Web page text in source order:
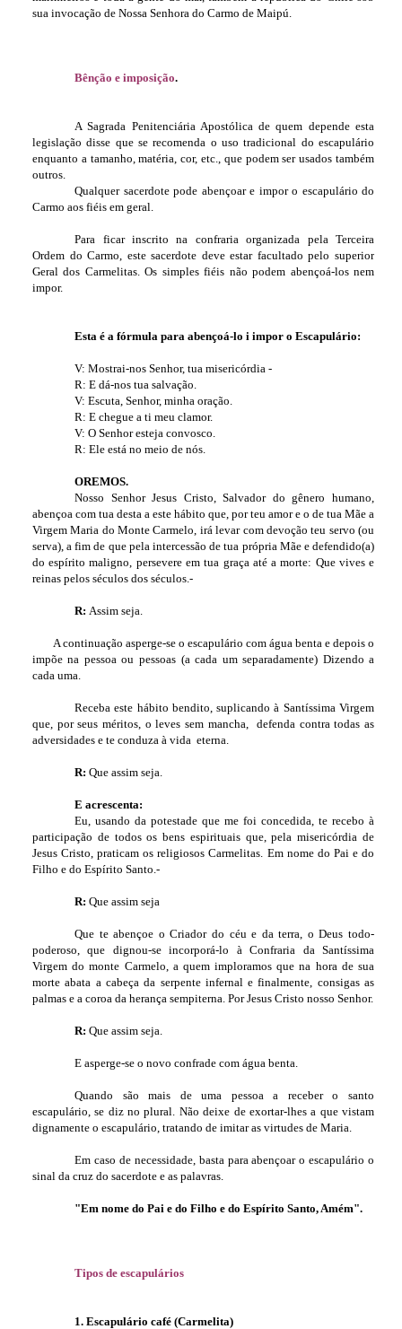
sua invocação de Nossa Senhora do Carmo de Maipú.
Bênção e imposição.
A Sagrada Penitenciária Apostólica de quem depende esta
legislação disse que se recomenda o uso tradicional do escapulário
enquanto a tamanho, matéria, cor, etc., que podem ser usados também
outros.
Qualquer sacerdote pode abençoar e impor o escapulário do
Carmo aos fiéis em geral.
Para ficar inscrito na confraria organizada pela Terceira
Ordem do Carmo, este sacerdote deve estar facultado pelo superior
Geral dos Carmelitas. Os simples fiéis não podem abençoá-los nem
impor.
Esta é a fórmula para abençoá-lo i impor o Escapulário:
V: Mostrai-nos Senhor, tua misericórdia -
R: E dá-nos tua salvação.
V: Escuta, Senhor, minha oração.
R: E chegue a ti meu clamor.
V: O Senhor esteja convosco.
R: Ele está no meio de nós.
OREMOS.
Nosso Senhor Jesus Cristo, Salvador do gênero humano,
abençoa com tua desta a este hábito que, por teu amor e o de tua Mãe a
Virgem Maria do Monte Carmelo, irá levar com devoção teu servo (ou
serva), a fim de que pela intercessão de tua própria Mãe e defendido(a)
do espírito maligno, persevere em tua graça até a morte: Que vives e
reinas pelos séculos dos séculos.-
R: Assim seja.
A continuação asperge-se o escapulário com água benta e depois o
impõe na pessoa ou pessoas (a cada um separadamente) Dizendo a
cada uma.
Receba este hábito bendito, suplicando à Santíssima Virgem
que, por seus méritos, o leves sem mancha, defenda contra todas as
adversidades e te conduza à vida eterna.
R: Que assim seja.
E acrescenta:
Eu, usando da potestade que me foi concedida, te recebo à
participação de todos os bens espirituais que, pela misericórdia de
Jesus Cristo, praticam os religiosos Carmelitas. Em nome do Pai e do
Filho e do Espírito Santo.-
R: Que assim seja
Que te abençoe o Criador do céu e da terra, o Deus todo-
poderoso, que dignou-se incorporá-lo à Confraria da Santíssima
Virgem do monte Carmelo, a quem imploramos que na hora de sua
morte abata a cabeça da serpente infernal e finalmente, consigas as
palmas e a coroa da herança sempiterna. Por Jesus Cristo nosso Senhor.
R: Que assim seja.
E asperge-se o novo confrade com água benta.
Quando são mais de uma pessoa a receber o santo
escapulário, se diz no plural. Não deixe de exortar-lhes a que vistam
dignamente o escapulário, tratando de imitar as virtudes de Maria.
Em caso de necessidade, basta para abençoar o escapulário o
sinal da cruz do sacerdote e as palavras.
"Em nome do Pai e do Filho e do Espírito Santo, Amém".
Tipos de escapulários
1. Escapulário café (Carmelita)